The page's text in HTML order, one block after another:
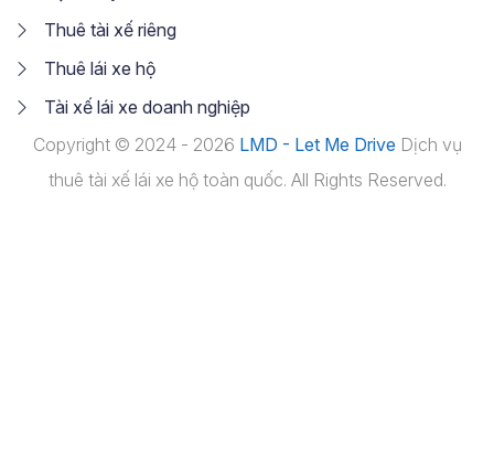
Thuê tài xế riêng
Thuê lái xe hộ
Tài xế lái xe doanh nghiệp
Copyright © 2024 - 2026 LMD - Let Me Drive Dịch vụ
thuê tài xế lái xe hộ toàn quốc. All Rights Reserved.